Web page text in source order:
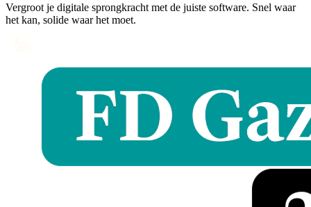
Vergroot je digitale sprongkracht met de juiste software. Snel waar
het kan, solide waar het moet.